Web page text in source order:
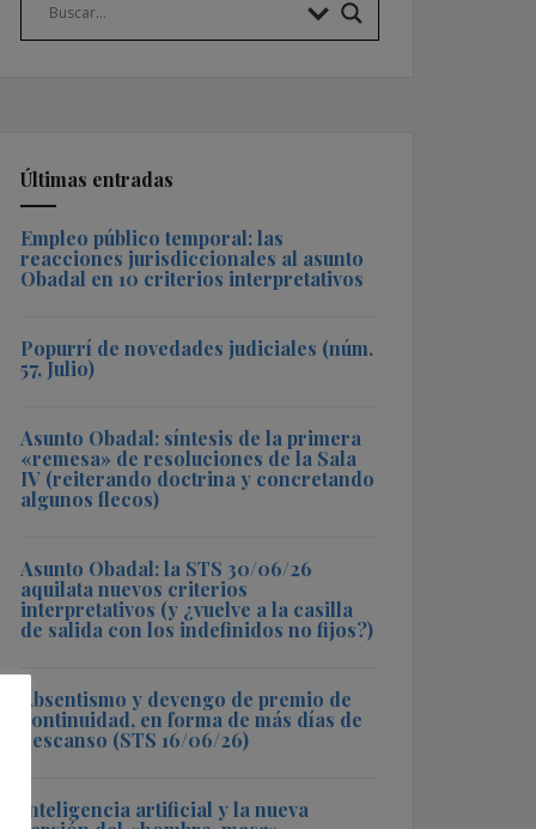
Últimas entradas
Empleo público temporal: las
reacciones jurisdiccionales al asunto
Obadal en 10 criterios interpretativos
Popurrí de novedades judiciales (núm.
57, Julio)
Asunto Obadal: síntesis de la primera
«remesa» de resoluciones de la Sala
IV (reiterando doctrina y concretando
algunos flecos)
Asunto Obadal: la STS 30/06/26
aquilata nuevos criterios
interpretativos (y ¿vuelve a la casilla
de salida con los indefinidos no fijos?)
Absentismo y devengo de premio de
continuidad, en forma de más días de
descanso (STS 16/06/26)
Inteligencia artificial y la nueva